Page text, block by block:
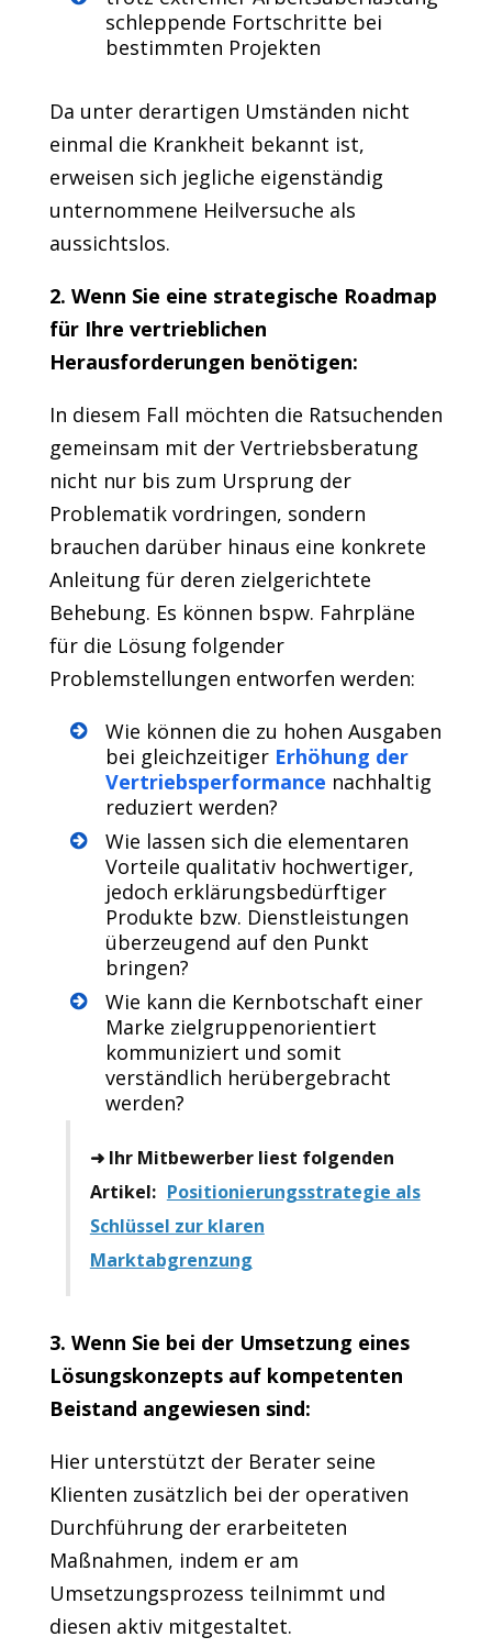
schleppende Fortschritte bei
bestimmten Projekten
Da unter derartigen Umständen nicht
einmal die Krankheit bekannt ist,
erweisen sich jegliche eigenständig
unternommene Heilversuche als
aussichtslos.
2. Wenn Sie eine strategische Roadmap
für Ihre vertrieblichen
Herausforderungen benötigen:
In diesem Fall möchten die Ratsuchenden
gemeinsam mit der Vertriebsberatung
nicht nur bis zum Ursprung der
Problematik vordringen, sondern
brauchen darüber hinaus eine konkrete
Anleitung für deren zielgerichtete
Behebung. Es können bspw. Fahrpläne
für die Lösung folgender
Problemstellungen entworfen werden:
Wie können die zu hohen Ausgaben
bei gleichzeitiger Erhöhung der
Vertriebsperformance nachhaltig
reduziert werden?
Wie lassen sich die elementaren
Vorteile qualitativ hochwertiger,
jedoch erklärungsbedürftiger
Produkte bzw. Dienstleistungen
überzeugend auf den Punkt
bringen?
Wie kann die Kernbotschaft einer
Marke zielgruppenorientiert
kommuniziert und somit
verständlich herübergebracht
werden?
➜ Ihr Mitbewerber liest folgenden
Artikel: Positionierungsstrategie als
Schlüssel zur klaren
Marktabgrenzung
3. Wenn Sie bei der Umsetzung eines
Lösungskonzepts auf kompetenten
Beistand angewiesen sind:
Hier unterstützt der Berater seine
Klienten zusätzlich bei der operativen
Durchführung der erarbeiteten
Maßnahmen, indem er am
Umsetzungsprozess teilnimmt und
diesen aktiv mitgestaltet.